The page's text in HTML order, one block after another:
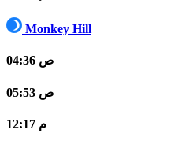
Monkey Hill
04:36 ص
05:53 ص
12:17 م